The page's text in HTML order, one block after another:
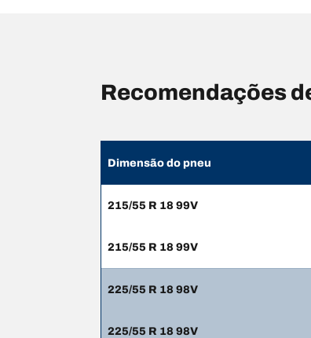
Recomendações
Dimensão do pneu
215/55 R 18 99V
215/55 R 18 99V
225/55 R 18 98V
225/55 R 18 98V